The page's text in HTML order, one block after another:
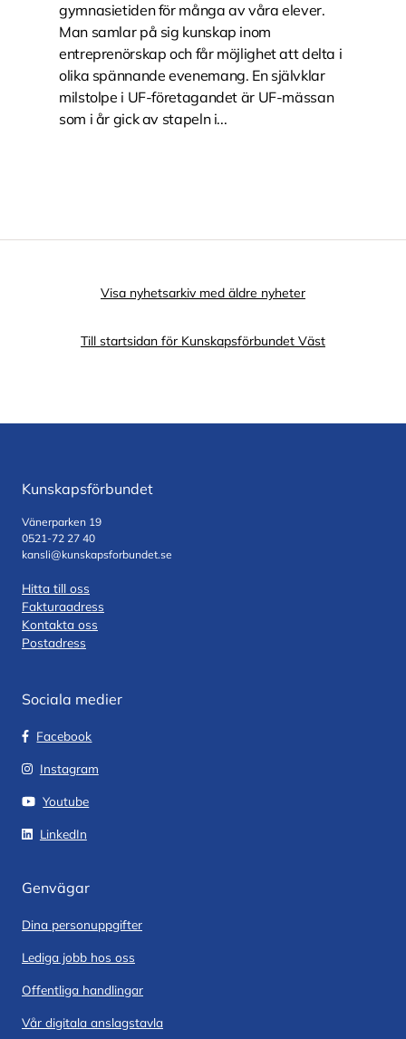
gymnasietiden för många av våra elever.
Man samlar på sig kunskap inom
entreprenörskap och får möjlighet att delta i
olika spännande evenemang. En självklar
milstolpe i UF-företagandet är UF-mässan
som i år gick av stapeln i...
Visa nyhetsarkiv med äldre nyheter
Till startsidan för Kunskapsförbundet Väst
Kunskapsförbundet
Vänerparken 19
0521-72 27 40
kansli@kunskapsforbundet.se
Hitta till oss
Fakturaadress
Kontakta oss
Postadress
Sociala medier
Facebook
Instagram
Youtube
LinkedIn
Genvägar
Dina personuppgifter
Lediga jobb hos oss
Offentliga handlingar
Vår digitala anslagstavla